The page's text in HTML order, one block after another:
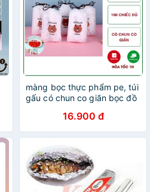
màng bọc thực phẩm pe, túi
gấu có chun co giãn bọc đồ
16.900 đ